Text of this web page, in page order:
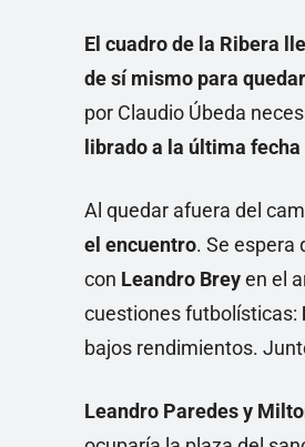
El cuadro de la Ribera
de sí mismo para
por Claudio Úbeda
librado a la última
Al quedar afuera del
el encuentro. Se espera
con Leandro Breyen el
cuestiones futbolísticas:
bajos rendimientos.
Leandro Paredes y